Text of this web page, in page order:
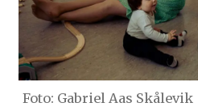
Foto: Gabriel Aas Skålevik